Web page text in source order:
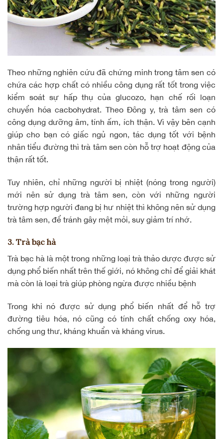
Theo những nghiên cứu đã chứng minh trong tâm sen có
chứa các hợp chất có nhiều công dụng rất tốt trong việc
kiểm soát sự hấp thụ của glucozo, hạn chế rối loạn
chuyển hóa cacbohydrat. Theo Đông y, trà tâm sen có
công dụng dưỡng âm, tính ấm, ích thận. Vì vậy bên cạnh
giúp cho bạn có giấc ngủ ngon, tác dụng tốt với bệnh
nhân tiểu đường thì trà tâm sen còn hỗ trợ hoạt động của
thận rất tốt.
Tuy nhiên, chỉ những người bị nhiệt (nóng trong người)
mới nên sử dụng trà tâm sen, còn với những người
trường hợp người đang bị hư nhiệt thì không nên sử dụng
trà tâm sen, để tránh gây mệt mỏi, suy giảm trí nhớ.
3. Trà bạc hà
Trà bạc hà là một trong những loại trà thảo dược được sử
dụng phổ biến nhất trên thế giới, nó không chỉ để giải khát
mà còn là loại trà giúp phòng ngừa được nhiều bệnh
Trong khi nó được sử dụng phổ biến nhất để hỗ trợ
đường tiêu hóa, nó cũng có tính chất chống oxy hóa,
chống ung thư, kháng khuẩn và kháng virus.